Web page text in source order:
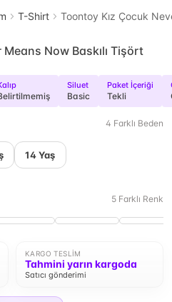
T-Shirt Toontoy Kız Çocuk
Means Now Baskılı Tişört
Siluet
Basic
Paket İçeriği
Tekli
4 Farklı Beden
14 Yaş
5 Farklı Renk
KARGO TESLIM
Tahmini yarın kargoda
Satıcı gönderimi